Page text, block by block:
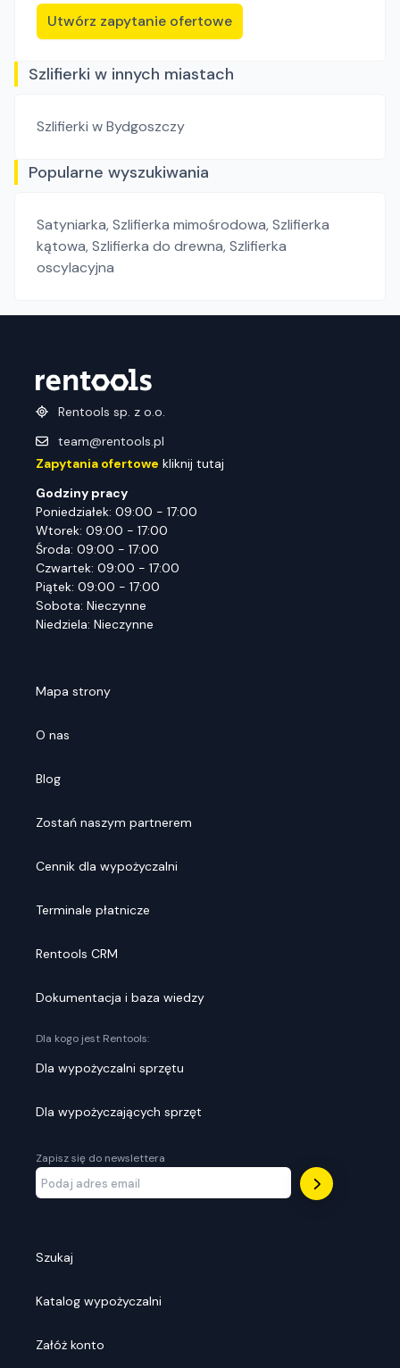
Utwórz zapytanie ofertowe
Szlifierki w innych miastach
Szlifierki w Bydgoszczy
Popularne wyszukiwania
Satyniarka,Szlifierka mimośrodowa,Szlifierka
kątowa,Szlifierka do drewna,Szlifierka
oscylacyjna
Rentools sp. z o.o.
team@rentools.pl
Zapytania ofertowe kliknij tutaj
Godziny pracy
Poniedziałek: 09:00 - 17:00
Wtorek: 09:00 - 17:00
Środa: 09:00 - 17:00
Czwartek: 09:00 - 17:00
Piątek: 09:00 - 17:00
Sobota: Nieczynne
Niedziela: Nieczynne
Mapa strony
O nas
Blog
Zostań naszym partnerem
Cennik dla wypożyczalni
Terminale płatnicze
Rentools CRM
Dokumentacja i baza wiedzy
Dla kogo jest Rentools:
Dla wypożyczalni sprzętu
Dla wypożyczających sprzęt
Zapisz się do newslettera
Szukaj
Katalog wypożyczalni
Załóż konto